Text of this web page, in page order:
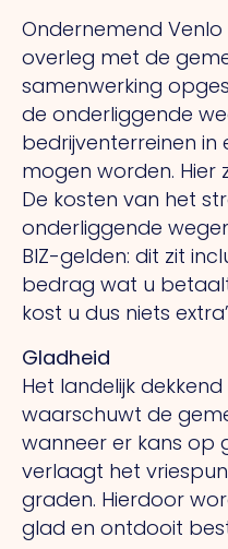
Ondernemend Venlo
overleg met de
samenwerking
de onderliggende
bedrijventerreinen
mogen worden. Hier
De kosten van het
onderliggende
BIZ-gelden: dit zit
bedrag wat u betaalt
kost u dus niets
Gladheid
Het landelijk
waarschuwt de
wanneer er kans op
verlaagt het
graden. Hierdoor
glad en ontdooit